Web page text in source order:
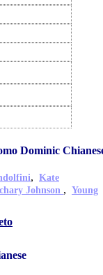
Dominic
, Kate
Johnson , Young